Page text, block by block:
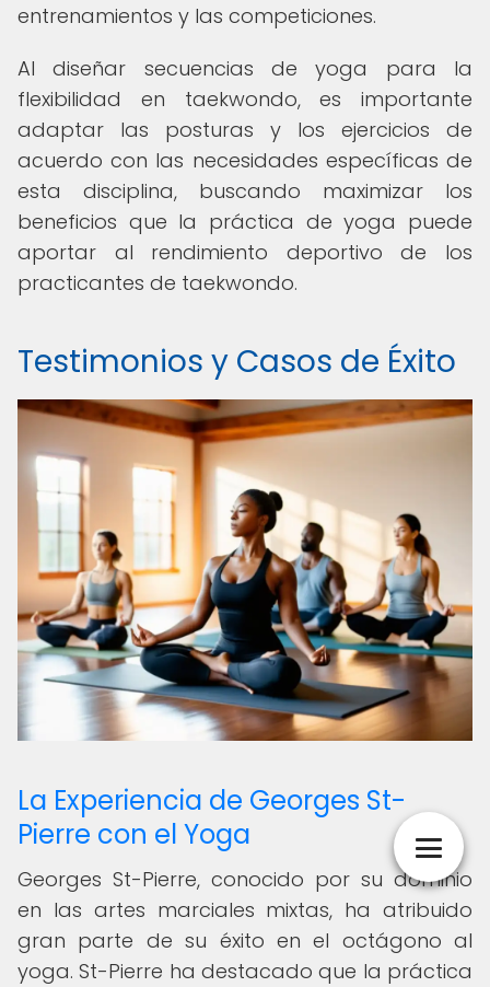
entrenamientos y las competiciones.
Al diseñar secuencias de yoga para la
flexibilidad en taekwondo, es importante
adaptar las posturas y los ejercicios de
acuerdo con las necesidades específicas de
esta disciplina, buscando maximizar los
beneficios que la práctica de yoga puede
aportar al rendimiento deportivo de los
practicantes de taekwondo.
Testimonios y Casos de Éxito
La Experiencia de Georges St-
Pierre con el Yoga
Georges St-Pierre, conocido por su dominio
en las artes marciales mixtas, ha atribuido
gran parte de su éxito en el octágono al
yoga. St-Pierre ha destacado que la práctica